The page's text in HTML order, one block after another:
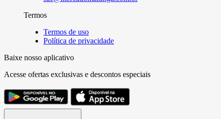
Termos
Termos de uso
Política de privacidade
Baixe nosso aplicativo
Acesse ofertas exclusivas e descontos especiais